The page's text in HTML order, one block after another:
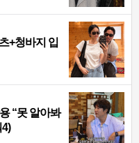
+청바지 입
“못 알아봐